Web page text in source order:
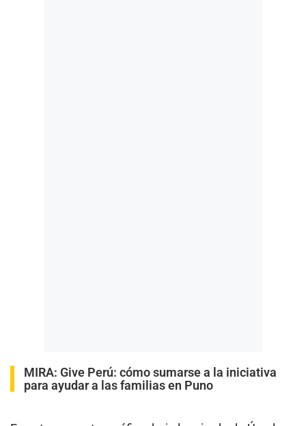
MIRA: Give Perú: cómo sumarse a la iniciativa
para ayudar a las familias en Puno